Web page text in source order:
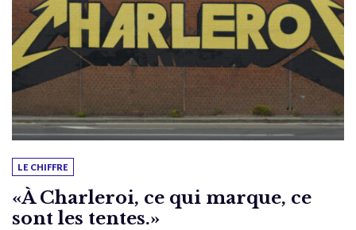
LE CHIFFRE
«À Charleroi, ce qui marque, ce
sont les tentes.»